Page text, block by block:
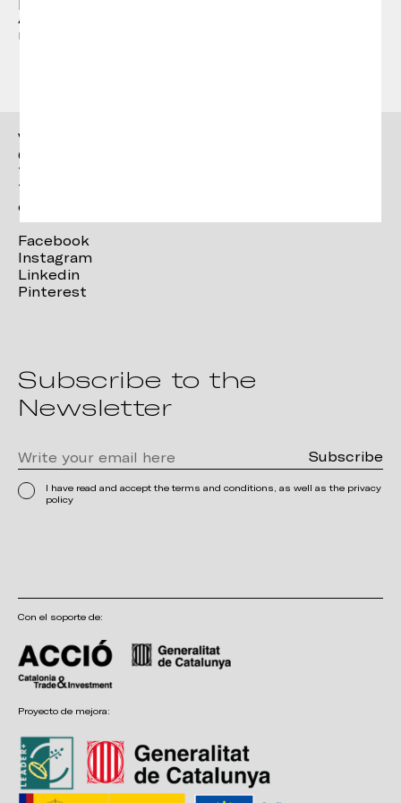
Actualmente Emiliana design studio es el
responsable de la dirección artística de Vergés.
Vergés
Ctra. Brunells s/n 17853,
Tortellà (Girona)
T. +34 972 287 277
contact@verges.design
Facebook
Instagram
Linkedin
Pinterest
Subscribe to the
Newsletter
I have read and accept the terms and conditions, as well as the privacy
policy
Con el soporte de:
Proyecto de mejora: